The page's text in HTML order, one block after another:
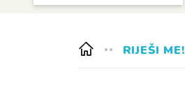
gradova?
RIJEŠI ME!